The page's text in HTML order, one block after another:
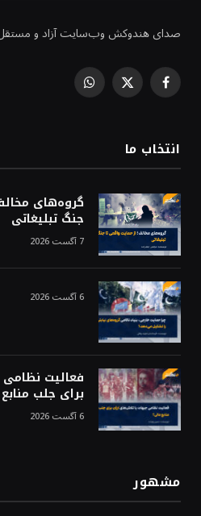
صدای هندوکش وب‌سایت آزاد و
Facebook
X
WhatsApp
انتخاب ما
گروه‌های
جنگ تبلیغاتی
7 آگست 2026
6 آگست 2026
فعالیت
برای جلب
6 آگست 2026
مشهور